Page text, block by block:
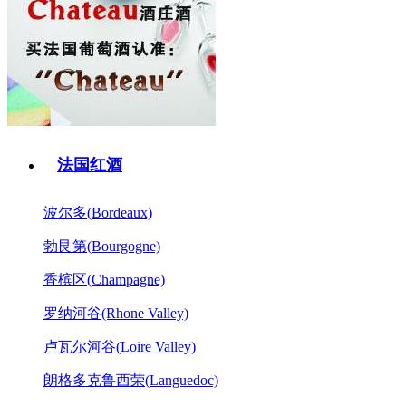
法国红酒
波尔多(Bordeaux)
勃艮第(Bourgogne)
香槟区(Champagne)
罗纳河谷(Rhone Valley)
卢瓦尔河谷(Loire Valley)
朗格多克鲁西荣(Languedoc)